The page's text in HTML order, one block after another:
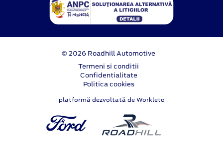
© 2026 Roadhill Automotive
Termeni si conditii
Confidentialitate
Politica cookies
platformă dezvoltată de Workleto